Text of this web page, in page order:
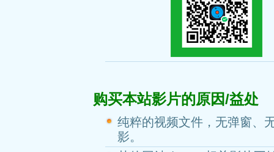
购买本站影片的原因/益处
纯粹的视频文件，无弹窗、
影。